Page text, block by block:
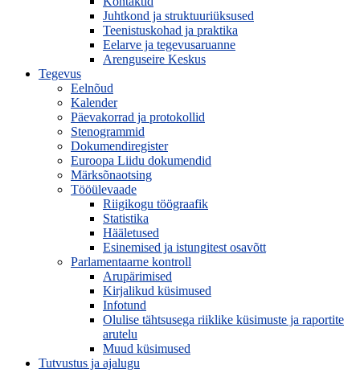
Juhtkond ja struktuuriüksused
Teenistuskohad ja praktika
Eelarve ja tegevusaruanne
Arenguseire Keskus
Tegevus
Eelnõud
Kalender
Päevakorrad ja protokollid
Stenogrammid
Dokumendiregister
Euroopa Liidu dokumendid
Märksõnaotsing
Tööülevaade
Riigikogu töögraafik
Statistika
Hääletused
Esinemised ja istungitest osavõtt
Parlamentaarne kontroll
Arupärimised
Kirjalikud küsimused
Infotund
Olulise tähtsusega riiklike küsimuste ja raportite
arutelu
Muud küsimused
Tutvustus ja ajalugu